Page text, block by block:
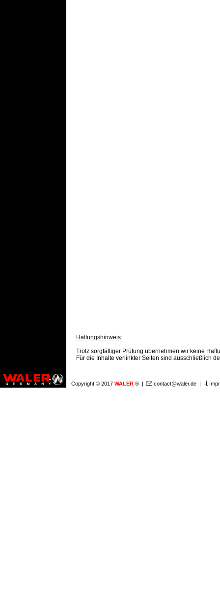
Haftungshinweis:
Trotz sorgfältiger Prüfung übernehmen wir keine
Für die Inhalte verlinkter Seiten sind ausschließlich
Copyright © 2017 WALER ® | contact@waler.de |